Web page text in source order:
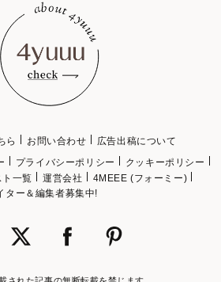
ら お問い合わせ
広告出稿について
プライバシーポリシー
クッキーポリシー
一覧
運営会社
4MEEE (フォーミー)
ター＆編集者募集中!